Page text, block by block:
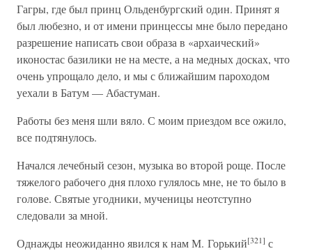
Гагры, где был принц Ольденбургский один. Принят я
был любезно, и от имени принцессы мне было передано
разрешение написать свои образа в «архаический»
иконостас базилики не на месте, а на медных досках, что
очень упрощало дело, и мы с ближайшим пароходом
уехали в Батум — Абастуман.
Работы без меня шли вяло. С моим приездом все ожило,
все подтянулось.
Начался лечебный сезон, музыка во второй роще. После
тяжелого рабочего дня плохо гулялось мне, не то было в
голове. Святые угодники, мученицы неотступно
следовали за мной.
Однажды неожиданно явился к нам М. Горький[321] с